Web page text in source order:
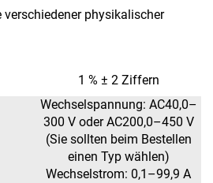
physikalischer
1 % ± 2 Ziffern
Wechselspannung: AC40,0–
300 V oder AC200,0–450 V
(Sie sollten beim Bestellen
einen Typ wählen)
Wechselstrom: 0,1–99,9 A